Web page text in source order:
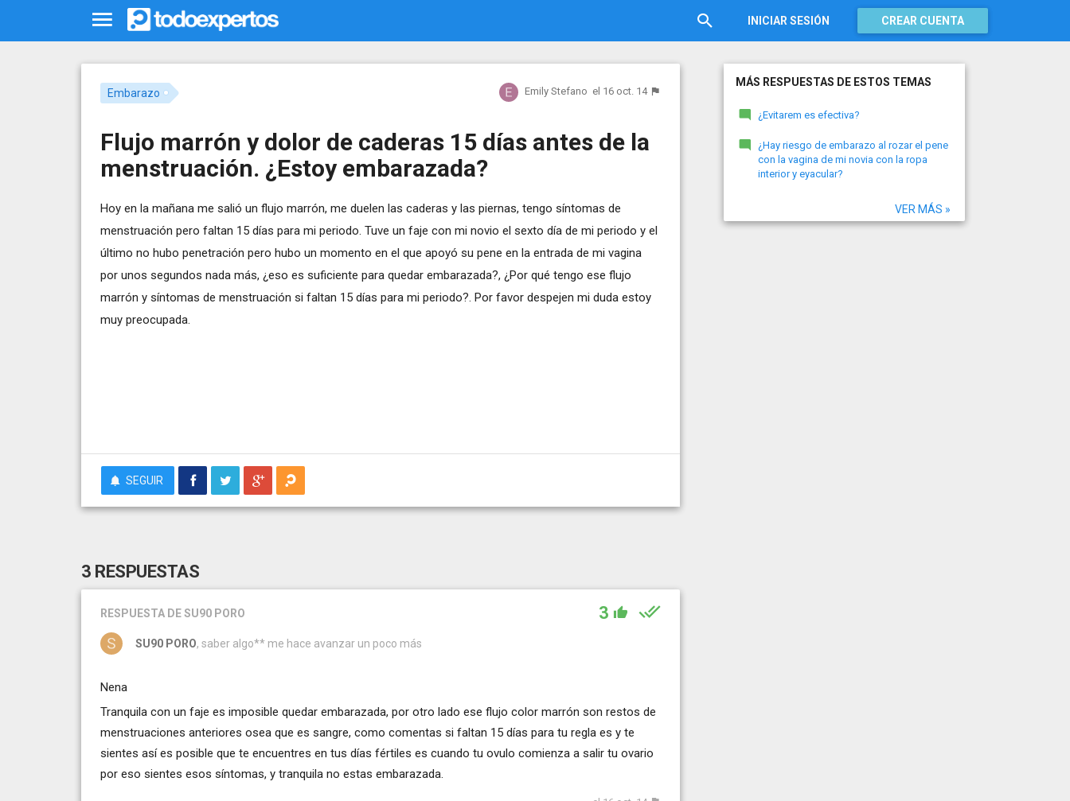
INICIAR SESIÓN CREAR CUENTA
Embarazo Emily Stefano el 16 oct. 14
Flujo marrón y dolor de caderas 15 días antes de la
menstruación. ¿Estoy embarazada?
Hoy en la mañana me salió un flujo marrón, me duelen las caderas y las piernas, tengo síntomas de
menstruación pero faltan 15 días para mi periodo. Tuve un faje con mi novio el sexto día de mi periodo y el
último no hubo penetración pero hubo un momento en el que apoyó su pene en la entrada de mi vagina
por unos segundos nada más, ¿eso es suficiente para quedar embarazada?, ¿Por qué tengo ese flujo
marrón y síntomas de menstruación si faltan 15 días para mi periodo?. Por favor despejen mi duda estoy
muy preocupada.
SEGUIR
3 RESPUESTAS
RESPUESTA DE SU90 PORO 3
SU90 PORO, saber algo** me hace avanzar un poco más
Nena
Tranquila con un faje es imposible quedar embarazada, por otro lado ese flujo color marrón son restos de
menstruaciones anteriores osea que es sangre, como comentas si faltan 15 días para tu regla es y te
sientes así es posible que te encuentres en tus días fértiles es cuando tu ovulo comienza a salir tu ovario
por eso sientes esos síntomas, y tranquila no estas embarazada.
MÁS RESPUESTAS DE ESTOS TEMAS
¿Evitarem es efectiva?
¿Hay riesgo de embarazo al rozar el pene
con la vagina de mi novia con la ropa
interior y eyacular?
VER MÁS »